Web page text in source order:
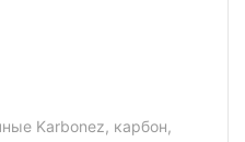
Karbonez, карбон,